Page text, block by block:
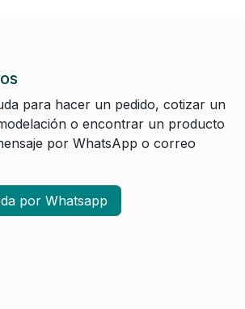
para hacer un pedido, cotizar un
o encontrar un producto
por WhatsApp o correo
por Whatsapp